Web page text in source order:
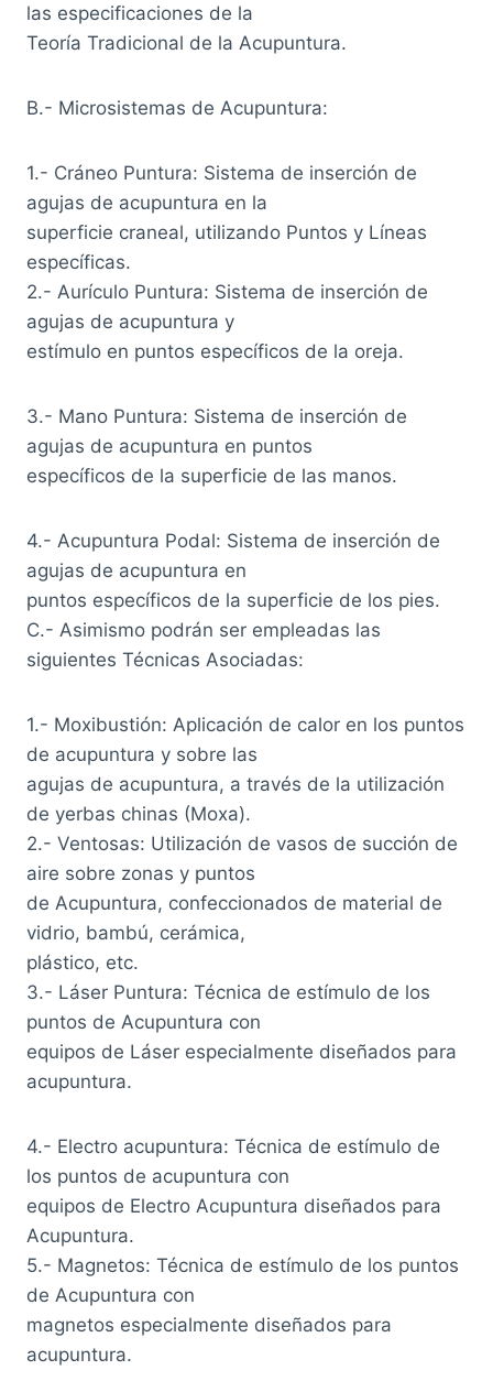
las especificaciones de la
Teoría Tradicional de la Acupuntura.
B.- Microsistemas de Acupuntura:
1.- Cráneo Puntura: Sistema de inserción de
agujas de acupuntura en la
superficie craneal, utilizando Puntos y Líneas
específicas.
2.- Aurículo Puntura: Sistema de inserción de
agujas de acupuntura y
estímulo en puntos específicos de la oreja.
3.- Mano Puntura: Sistema de inserción de
agujas de acupuntura en puntos
específicos de la superficie de las manos.
4.- Acupuntura Podal: Sistema de inserción de
agujas de acupuntura en
puntos específicos de la superficie de los pies.
C.- Asimismo podrán ser empleadas las
siguientes Técnicas Asociadas:
1.- Moxibustión: Aplicación de calor en los puntos
de acupuntura y sobre las
agujas de acupuntura, a través de la utilización
de yerbas chinas (Moxa).
2.- Ventosas: Utilización de vasos de succión de
aire sobre zonas y puntos
de Acupuntura, confeccionados de material de
vidrio, bambú, cerámica,
plástico, etc.
3.- Láser Puntura: Técnica de estímulo de los
puntos de Acupuntura con
equipos de Láser especialmente diseñados para
acupuntura.
4.- Electro acupuntura: Técnica de estímulo de
los puntos de acupuntura con
equipos de Electro Acupuntura diseñados para
Acupuntura.
5.- Magnetos: Técnica de estímulo de los puntos
de Acupuntura con
magnetos especialmente diseñados para
acupuntura.